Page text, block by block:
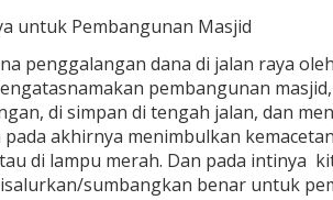
untuk Pembangunan Masjid
penggalangan dana di jalan raya oleh
pembangunan
di simpan di tengah jalan, dan
akhirnya menimbulkan
di lampu merah. Dan pada intinya
sumbangkan benar untuk